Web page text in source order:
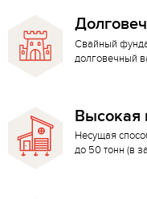
Свайный
долговечный
Высокая
Несущая
до 50 тонн (в